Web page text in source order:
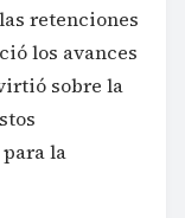
retenciones
los avances
sobre la
la